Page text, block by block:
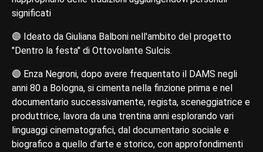
significati
🟣 Ideato da Giuliana Balboni nell'ambito del progetto
"Dentro la festa" di Ottovolante Sulcis.
🟣 Enza Negroni, dopo avere frequentato il DAMS negli
anni 80 a Bologna, si cimenta nella finzione prima e nel
documentario successivamente, regista, sceneggiatrice e
produttrice, lavora da una trentina anni esplorando vari
linguaggi cinematografici, dal documentario sociale e
biografico a quello d’arte e storico, con approfondimenti